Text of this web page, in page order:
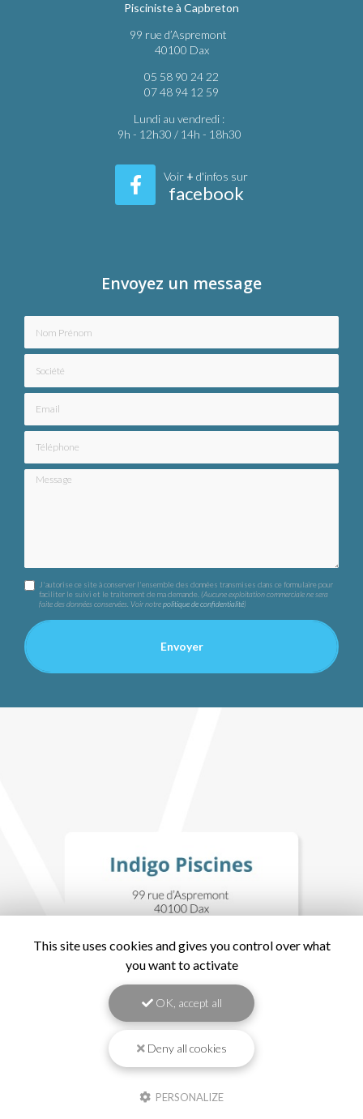
Pisciniste à Capbreton
99 rue d’Aspremont
40100 Dax
05 58 90 24 22
07 48 94 12 59
Lundi au vendredi :
9h - 12h30 / 14h - 18h30
Voir + d'infos sur
facebook
Envoyez un message
Message
J'autorise ce site à conserver l'ensemble des données transmises dans ce formulaire pour
faciliter le suivi et le traitement de ma demande.(Aucune exploitation commerciale ne sera
faite des données conservées. Voir notrepolitique de confidentialité)
Indigo Piscines, Pisciniste à Capbreton
This site uses cookies and gives you control over what
you want to activate
OK, accept all
Deny all cookies
PERSONALIZE